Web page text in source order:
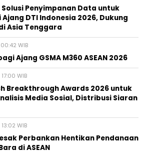
Solusi Penyimpanan Data untuk
DTI Indonesia 2026, Dukung
Asia Tenggara
WIB
Ajang GSMA M360 ASEAN 2026
WIB
Breakthrough Awards 2026 untuk
Media Sosial, Distribusi Siaran
WIB
Perbankan Hentikan Pendanaan
di ASEAN